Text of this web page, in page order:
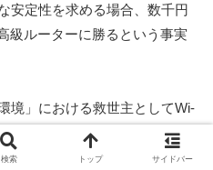
安定性を求める場合、数千円
級ルーターに勝るという事実
境」における救世主としてWi-
引けるのであれば、迷わず有
検索 トップ サイドバー